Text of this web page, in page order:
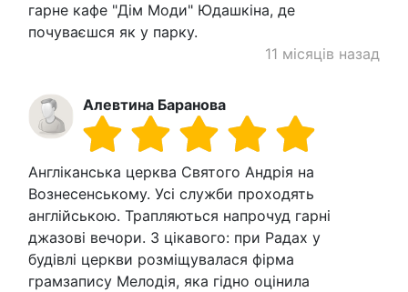
гарне кафе "Дім Моди" Юдашкіна, де
почуваєшся як у парку.
11 місяців назад
Алевтина Баранова
Англіканська церква Святого Андрія на
Вознесенському. Усі служби проходять
англійською. Трапляються напрочуд гарні
джазові вечори. З цікавого: при Радах у
будівлі церкви розміщувалася фірма
грамзапису Мелодія, яка гідно оцінила